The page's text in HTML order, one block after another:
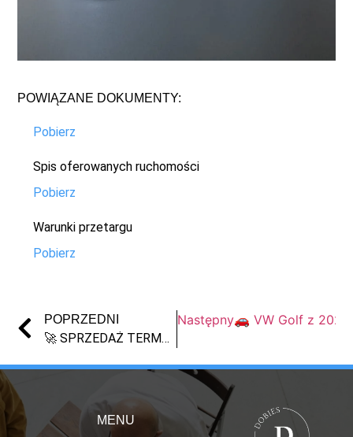
POWIĄZANE DOKUMENTY:
Pobierz
Spis oferowanych ruchomości
Pobierz
Warunki przetargu
Pobierz
POPRZEDNI
🚀 SPRZEDAŻ TERMOSÓW SMART LED Z WYŚWIETLACZEM TEMPERATURY – LIKWIDACJA ZAPASÓW (PAKIET HURT)
Następny🚗 VW Golf z 2022
MENU